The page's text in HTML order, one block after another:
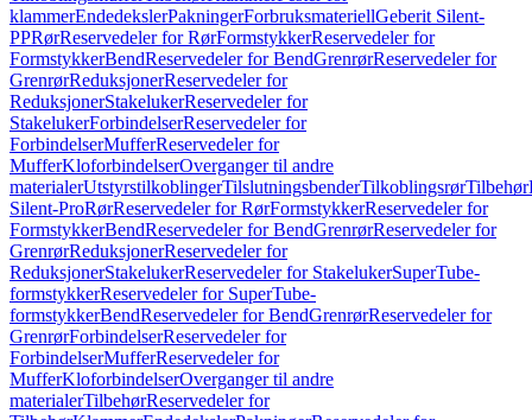
klammerEndedekslerPakningerForbruksmateriellGeberit Silent-
PPRørReservedeler for RørFormstykkerReservedeler for
FormstykkerBendReservedeler for BendGrenrørReservedeler for
GrenrørReduksjonerReservedeler for
ReduksjonerStakelukerReservedeler for
StakelukerForbindelserReservedeler for
ForbindelserMufferReservedeler for
MufferKloforbindelserOverganger til andre
materialerUtstyrstilkoblingerTilslutningsbenderTilkoblingsrørTilbehør
Silent-ProRørReservedeler for RørFormstykkerReservedeler for
FormstykkerBendReservedeler for BendGrenrørReservedeler for
GrenrørReduksjonerReservedeler for
ReduksjonerStakelukerReservedeler for StakelukerSuperTube-
formstykkerReservedeler for SuperTube-
formstykkerBendReservedeler for BendGrenrørReservedeler for
GrenrørForbindelserReservedeler for
ForbindelserMufferReservedeler for
MufferKloforbindelserOverganger til andre
materialerTilbehørReservedeler for